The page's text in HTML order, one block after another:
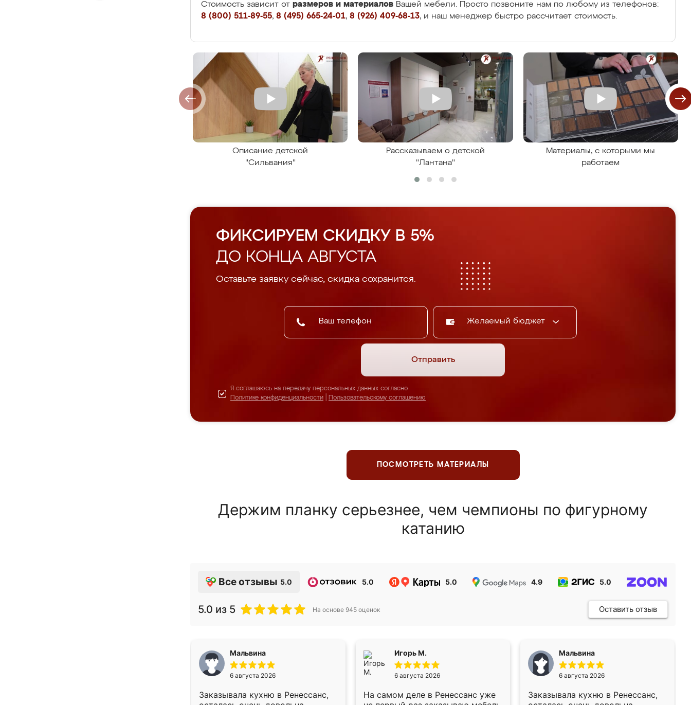
Стоимость зависит от размеров и материалов Вашей мебели. Просто позвоните нам по любому из телефонов:
8 (800) 511-89-55, 8 (495) 665-24-01, 8 (926) 409-68-13, и наш менеджер быстро рассчитает стоимость.
Описание детской
"Сильвания"
Рассказываем о детской
"Лантана"
Материалы, с которыми мы
работаем
ФИКСИРУЕМ СКИДКУ В 5%
ДО КОНЦА АВГУСТА
Оставьте заявку сейчас, скидка сохранится.
Желаемый бюджет
Отправить
Я соглашаюсь на передачу персональных данных согласно
Политике конфиденциальности
Пользовательскому соглашению
ПОСМОТРЕТЬ МАТЕРИАЛЫ
Держим планку серьезнее, чем чемпионы по фигурному
катанию
Все отзывы 5.0 5.0 5.0 4.9 5.0
5.0 из 5 На основе 945 оценок Оставить отзыв
Мальвина
6 августа 2026
Заказывала кухню в Ренессанс,
Игорь М.
6 августа 2026
На самом деле в Ренессанс уже
Мальвина
6 августа 2026
Заказывала кухню в Ренессанс,